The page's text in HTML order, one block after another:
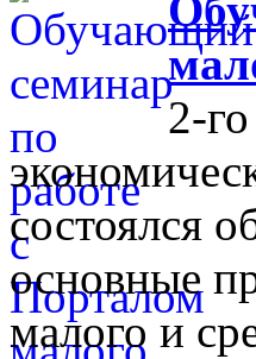
2-
состоялся
основные
малого и